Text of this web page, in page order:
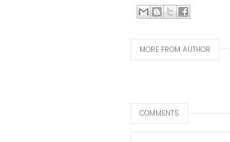
MORE FROM AUTHOR
COMMENTS